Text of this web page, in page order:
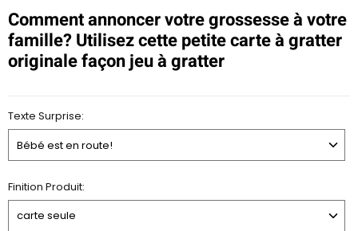
client
Comment annoncer votre grossesse à votre
famille? Utilisez cette petite carte à gratter
originale façon jeu à gratter
Texte Surprise:
Finition Produit: